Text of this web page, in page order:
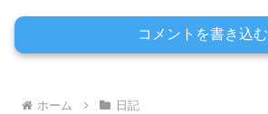
コメントを書き込む
ホーム 日記